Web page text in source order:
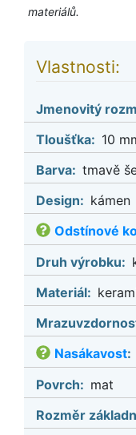
materiálů.
Vlastnosti:
Jmenovitý
Tloušťka: 10
Barva: tmavě
Design: kámen
Odstínové
Druh výrobku:
Materiál:
Nasákavost:
Povrch: mat
Rozměr